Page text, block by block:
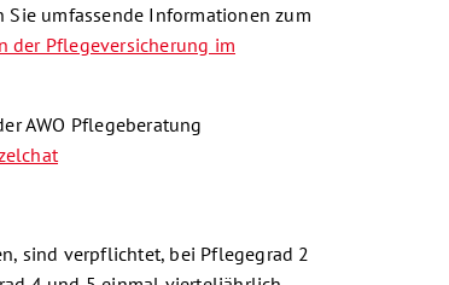
umfassende Informationen zum
der Pflegeversicherung im
AWO Pflegeberatung
sind verpflichtet, bei Pflegegrad 2